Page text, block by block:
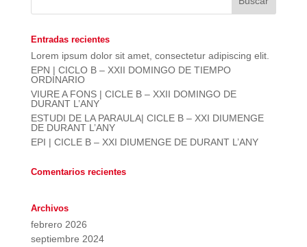
Entradas recientes
Lorem ipsum dolor sit amet, consectetur adipiscing elit.
EPN | CICLO B – XXII DOMINGO DE TIEMPO
ORDINARIO
VIURE A FONS | CICLE B – XXII DOMINGO DE
DURANT L’ANY
ESTUDI DE LA PARAULA| CICLE B – XXI DIUMENGE
DE DURANT L’ANY
EPI | CICLE B – XXI DIUMENGE DE DURANT L’ANY
Comentarios recientes
Archivos
febrero 2026
septiembre 2024